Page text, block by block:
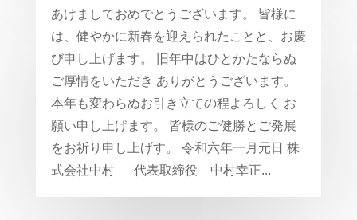
あけましておめでとうございます。 皆様に
は、健やかに新春を迎えられたことと、お慶
び申し上げます。 旧年中はひとかたならぬ
ご厚情をいただき ありがとうございます。
本年も変わらぬお引き立ての程よろしく お
願い申し上げます。 皆様のご健勝とご発展
をお祈り申し上げす。 令和六年一月元日 株
式会社中村 代表取締役 中村幸正...